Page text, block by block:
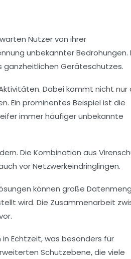
Nutzer von ihrer
unbekannter Bedrohungen.
ganzheitlichen Geräteschutzes.
Dabei kommt nicht nur
Ein prominentes Beispiel ist die
immer häufiger unbekannte
Die Kombination aus
vor Netzwerkeindringlingen.
können große
wird. Die Zusammenarbeit
Echtzeit, was besonders für
Schutzebene, die viele